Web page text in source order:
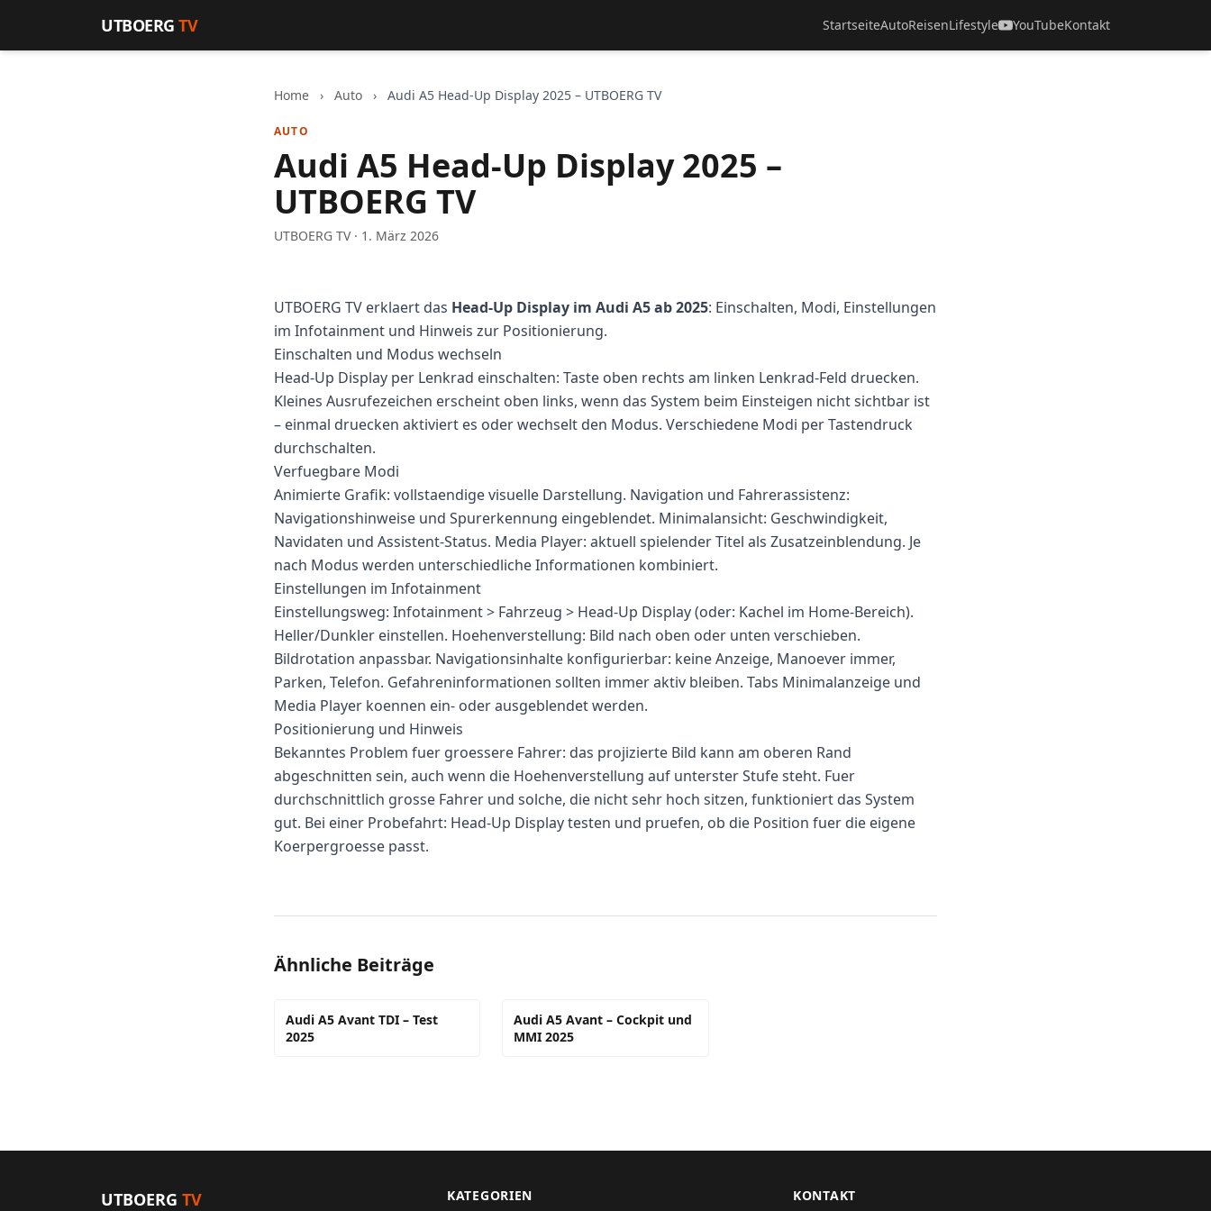
UTBOERGTV StartseiteAutoReisenLifestyle YouTubeKontakt
Home › Auto › Audi A5 Head-Up Display 2025 – UTBOERG TV
AUTO
Audi A5 Head-Up Display 2025 –
UTBOERG TV
UTBOERG TV · 1. März 2026
UTBOERG TV erklaert das Head-Up Display im Audi A5 ab 2025: Einschalten, Modi, Einstellungen
im Infotainment und Hinweis zur Positionierung.
Einschalten und Modus wechseln
Head-Up Display per Lenkrad einschalten: Taste oben rechts am linken Lenkrad-Feld druecken.
Kleines Ausrufezeichen erscheint oben links, wenn das System beim Einsteigen nicht sichtbar ist
– einmal druecken aktiviert es oder wechselt den Modus. Verschiedene Modi per Tastendruck
durchschalten.
Verfuegbare Modi
Animierte Grafik: vollstaendige visuelle Darstellung. Navigation und Fahrerassistenz:
Navigationshinweise und Spurerkennung eingeblendet. Minimalansicht: Geschwindigkeit,
Navidaten und Assistent-Status. Media Player: aktuell spielender Titel als Zusatzeinblendung. Je
nach Modus werden unterschiedliche Informationen kombiniert.
Einstellungen im Infotainment
Einstellungsweg: Infotainment > Fahrzeug > Head-Up Display (oder: Kachel im Home-Bereich).
Heller/Dunkler einstellen. Hoehenverstellung: Bild nach oben oder unten verschieben.
Bildrotation anpassbar. Navigationsinhalte konfigurierbar: keine Anzeige, Manoever immer,
Parken, Telefon. Gefahreninformationen sollten immer aktiv bleiben. Tabs Minimalanzeige und
Media Player koennen ein- oder ausgeblendet werden.
Positionierung und Hinweis
Bekanntes Problem fuer groessere Fahrer: das projizierte Bild kann am oberen Rand
abgeschnitten sein, auch wenn die Hoehenverstellung auf unterster Stufe steht. Fuer
durchschnittlich grosse Fahrer und solche, die nicht sehr hoch sitzen, funktioniert das System
gut. Bei einer Probefahrt: Head-Up Display testen und pruefen, ob die Position fuer die eigene
Koerpergroesse passt.
Ähnliche Beiträge
Audi A5 Avant TDI – Test
2025
Audi A5 Avant – Cockpit und
MMI 2025
UTBOERG TV
KATEGORIEN
KONTAKT